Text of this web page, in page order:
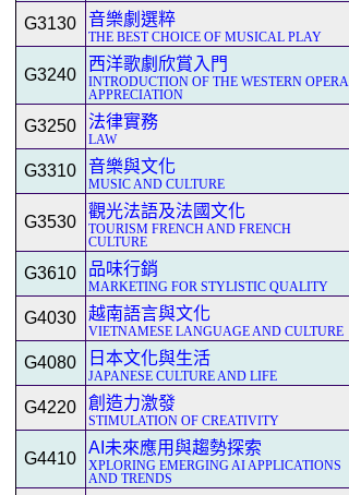
G3130 音樂劇選粹
THE BEST CHOICE OF MUSICAL PLAY
G3240
西洋歌劇欣賞入門
INTRODUCTION OF THE WESTERN OPERA
APPRECIATION
G3250 法律實務
LAW
G3310 音樂與文化
MUSIC AND CULTURE
G3530
觀光法語及法國文化
TOURISM FRENCH AND FRENCH
CULTURE
G3610 品味行銷
MARKETING FOR STYLISTIC QUALITY
G4030 越南語言與文化
VIETNAMESE LANGUAGE AND CULTURE
G4080 日本文化與生活
JAPANESE CULTURE AND LIFE
G4220 創造力激發
STIMULATION OF CREATIVITY
G4410
AI未來應用與趨勢探索
XPLORING EMERGING AI APPLICATIONS
AND TRENDS